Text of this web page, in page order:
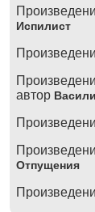
Испилист
автор
Отпущения